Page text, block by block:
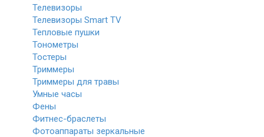
Телевизоры
Телевизоры Smart TV
Тепловые пушки
Тонометры
Тостеры
Триммеры
Триммеры для травы
Умные часы
Фены
Фитнес-браслеты
Фотоаппараты зеркальные